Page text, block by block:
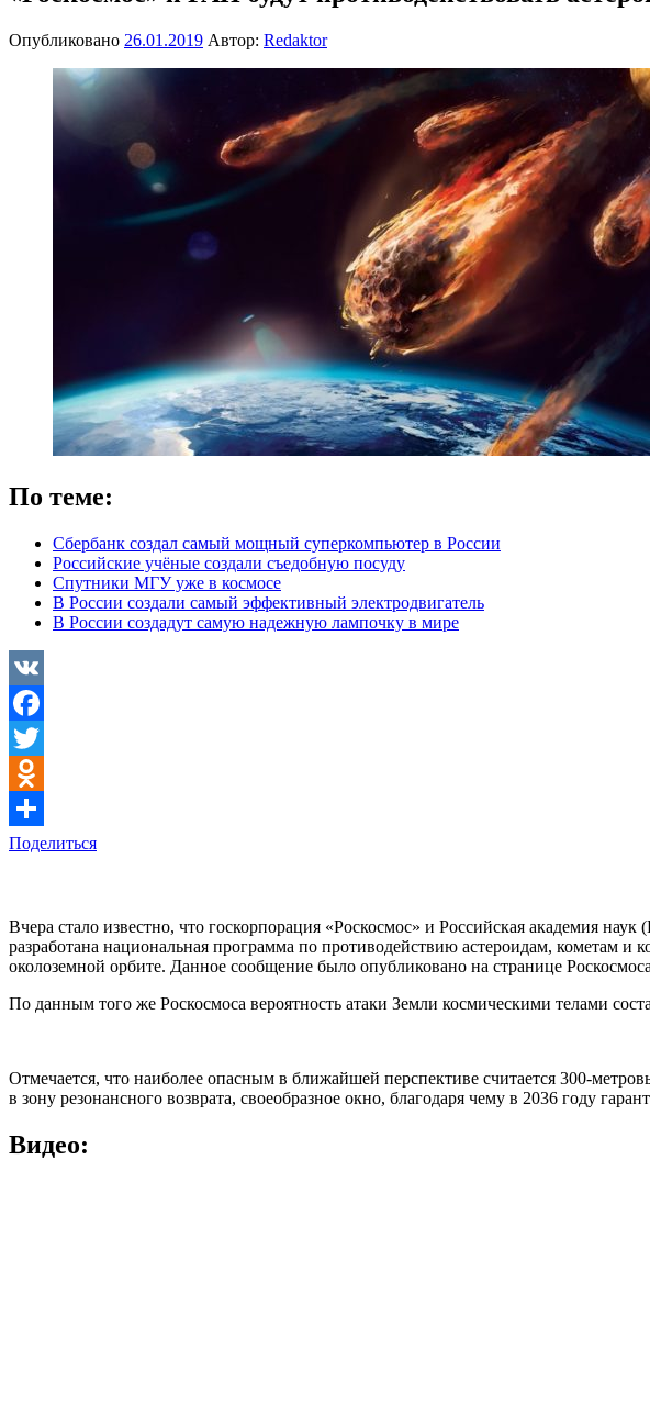
Опубликовано 26.01.2019 Автор: Redaktor
По теме:
Сбербанк создал самый мощный суперкомпьютер в России
Российские учёные создали съедобную посуду
Спутники МГУ уже в космосе
В России создали самый эффективный электродвигатель
В России создадут самую надежную лампочку в мире
VK
Facebook
Twitter
Odnoklassniki
Поделиться
Вчера стало известно, что госкорпорация «Роскосмос» и Российская академия
разработана национальная программа по противодействию астероидам, кометам
околоземной орбите. Данное сообщение было опубликовано на странице
По данным того же Роскосмоса вероятность атаки Земли космическими телами
Отмечается, что наиболее опасным в ближайшей перспективе считается 300-
в зону резонансного возврата, своеобразное окно, благодаря чему в 2036 году
Видео: